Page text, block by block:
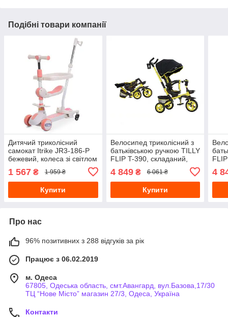
Подібні товари компанії
Дитячий триколісний
самокат Itrike JR3-186-P
бежевий, колеса зі світлом
1 567 ₴ 1 959 ₴
Купити
Велосипед триколісний з
батьківською ручкою TILLY
FLIP T-390, складаний,
4 849₴ 6 061 ₴
Купити
4
Про нас
96% позитивних з 288 відгуків за рік
Працює з 06.02.2019
м. Одеса
67805, Одеська область, смт.Авангард, вул.Базова,17/30
ТЦ “Нове Місто” магазин 27/3, Одеса, Україна
Контакти